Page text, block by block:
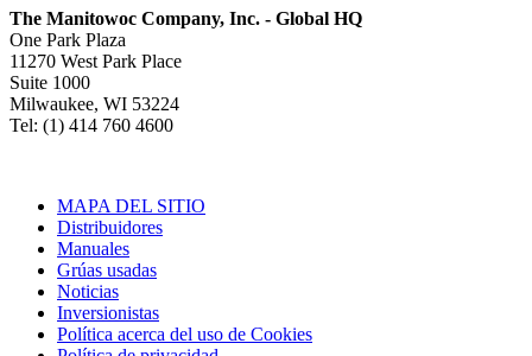
The Manitowoc Company, Inc. - Global HQ
One Park Plaza
11270 West Park Place
Suite 1000
Milwaukee, WI 53224
Tel: (1) 414 760 4600
MAPA DEL SITIO
Distribuidores
Manuales
Grúas usadas
Noticias
Inversionistas
Política acerca del uso de Cookies